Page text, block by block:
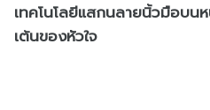
เทคโนโลยีแสกนลายนิ้วมือบ
เต้นของหัวใจ